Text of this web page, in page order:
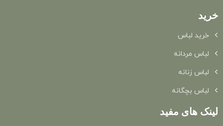
خرید
خرید لباس
لباس مردانه
لباس زنانه
لباس بچگانه
لینک های مفید